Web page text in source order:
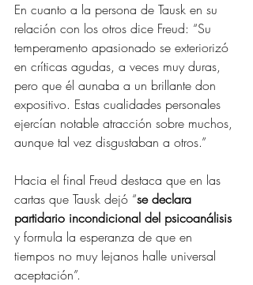
En cuanto a la persona de Tausk en su
relación con los otros dice Freud: “Su
temperamento apasionado se exteriorizó
en críticas agudas, a veces muy duras,
pero que él aunaba a un brillante don
expositivo. Estas cualidades personales
ejercían notable atracción sobre muchos,
aunque tal vez disgustaban a otros.”
Hacia el final Freud destaca que en las
cartas que Tausk dejó “se declara
partidario incondicional del psicoanálisis
y formula la esperanza de que en
tiempos no muy lejanos halle universal
aceptación”.